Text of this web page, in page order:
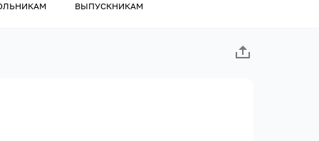
ВЫПУСКНИКАМ